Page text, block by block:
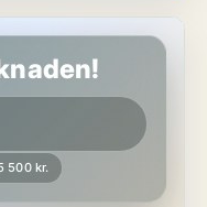
500 kr.